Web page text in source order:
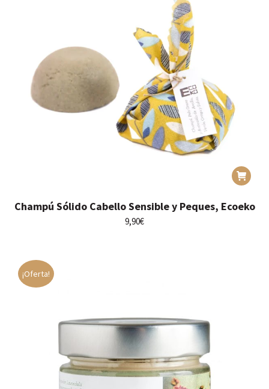
Champú Sólido Cabello Sensible y Peques, Ecoeko
9,90€
¡Oferta!